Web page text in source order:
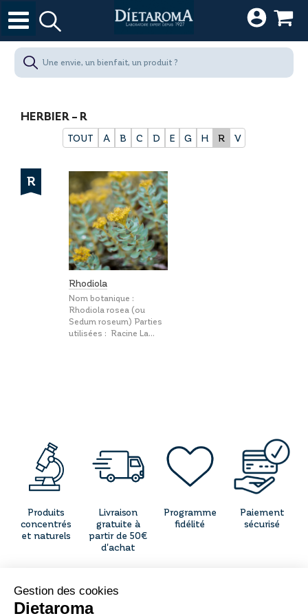
HERBIER - R
TOUT A B C D E G H R V
R
Rhodiola
Nom botanique :
Rhodiola rosea (ou
Sedum roseum) Parties
utilisées : Racine La...
Produits
concentrés
et naturels
Livraison
gratuite à
partir de 50€
d'achat
Programme
fidélité
Paiement
sécurisé